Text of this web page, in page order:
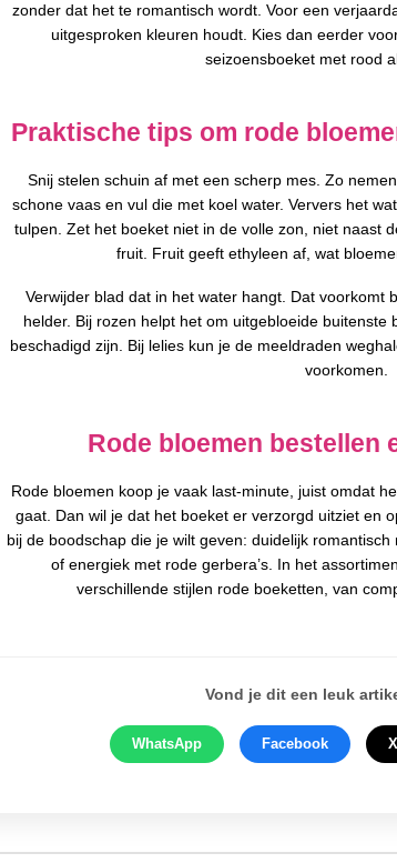
zonder dat het te romantisch wordt. Voor een
uitgesproken kleuren houdt. Kies dan eerder
seizoensboeket met rood
Praktische tips om rode
Snij stelen schuin af met een scherp mes. Zo
schone vaas en vul die met koel water. Ververs het
tulpen. Zet het boeket niet in de volle zon, niet naast
fruit. Fruit geeft ethyleen af, wat
Verwijder blad dat in het water hangt. Dat voorkomt
helder. Bij rozen helpt het om uitgebloeide buitenste
beschadigd zijn. Bij lelies kun je de meeldraden
voorkomen.
Rode bloemen bestellen
Rode bloemen koop je vaak last-minute, juist omdat
gaat. Dan wil je dat het boeket er verzorgd uitziet en
bij de boodschap die je wilt geven: duidelijk
of energiek met rode gerbera’s. In het
verschillende stijlen rode boeketten, van
Vond je dit een leuk
WhatsApp Facebook